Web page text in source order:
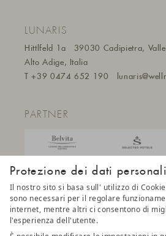
Protezione dei dati personali
Il nostro sito si basa sull' utilizzo di
sono necessari per il regolare
internet, mentre altri ci consentono di
l'esperienza dell'utente.
LUNARIS
Hittlfeld 1a
39030 Cadipietra,
Alto Adige, Italia
T+39 0474 652 190
PARTNER